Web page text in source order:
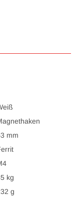
mm
kg
g